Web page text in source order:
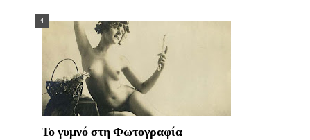
Το γυμνό στη Φωτογραφία